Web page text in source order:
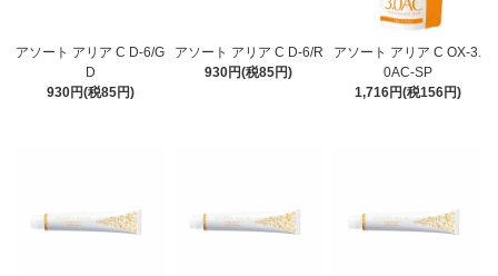
アソート アリア C D-6/G
D
930円(税85円)
アソート アリア C D-6/R
930円(税85円)
アソート アリア C OX-3.
0AC-SP
1,716円(税156円)